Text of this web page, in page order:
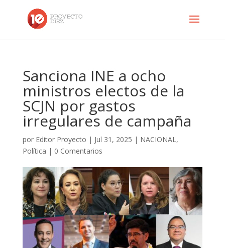
Sanciona INE a ocho
ministros electos de la
SCJN por gastos
irregulares de campaña
por Editor Proyecto | Jul 31, 2025 | NACIONAL,
Política | 0 Comentarios